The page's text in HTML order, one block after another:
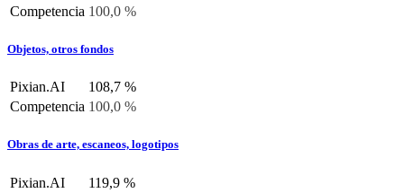
Competencia 100,0 %
Objetos, otros fondos
Pixian.AI
108,7 %
Competencia 100,0 %
Obras de arte, escaneos, logotipos
Pixian.AI
119,9 %